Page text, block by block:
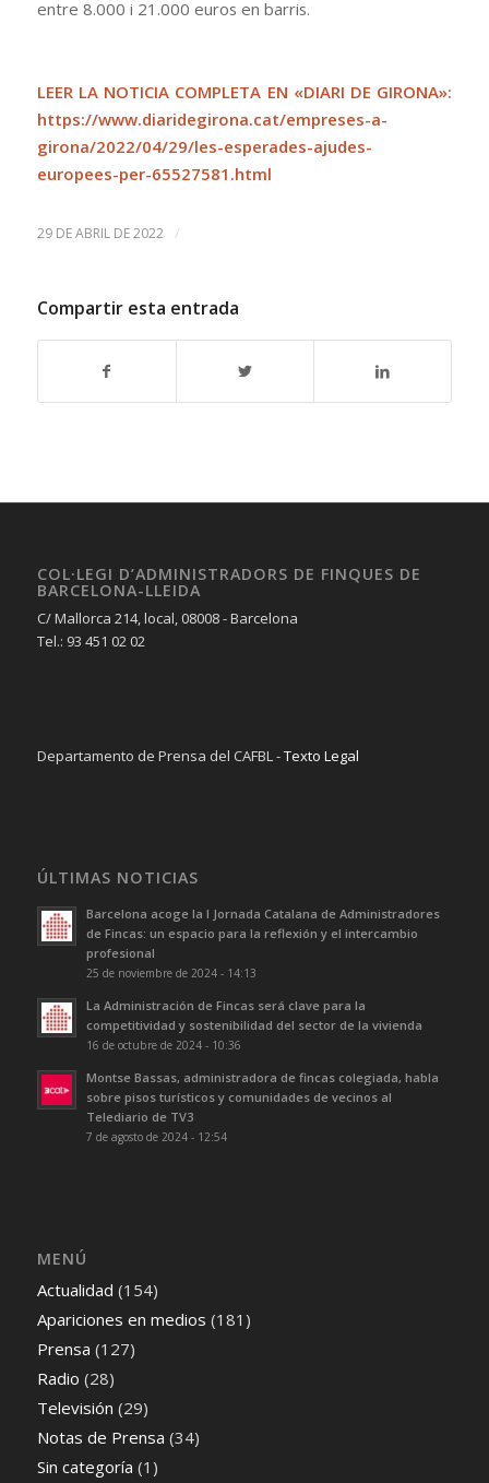
entre 8.000 i 21.000 euros en barris.
LEER LA NOTICIA COMPLETA EN «DIARI DE GIRONA»:
https://www.diaridegirona.cat/empreses-a-
girona/2022/04/29/les-esperades-ajudes-
europees-per-65527581.html
29 DE ABRIL DE 2022 /
Compartir esta entrada
COL·LEGI D’ADMINISTRADORS DE FINQUES DE
BARCELONA-LLEIDA
C/ Mallorca 214, local, 08008 - Barcelona
Tel.: 93 451 02 02
Departamento de Prensa del CAFBL -Texto Legal
ÚLTIMAS NOTICIAS
Barcelona acoge la I Jornada Catalana de Administradores
de Fincas: un espacio para la reflexión y el intercambio
profesional
25 de noviembre de 2024 - 14:13
La Administración de Fincas será clave para la
competitividad y sostenibilidad del sector de la vivienda
16 de octubre de 2024 - 10:36
Montse Bassas, administradora de fincas colegiada, habla
sobre pisos turísticos y comunidades de vecinos al
Telediario de TV3
7 de agosto de 2024 - 12:54
MENÚ
Actualidad (154)
Apariciones en medios (181)
Prensa (127)
Radio (28)
Televisión (29)
Notas de Prensa (34)
Sin categoría (1)